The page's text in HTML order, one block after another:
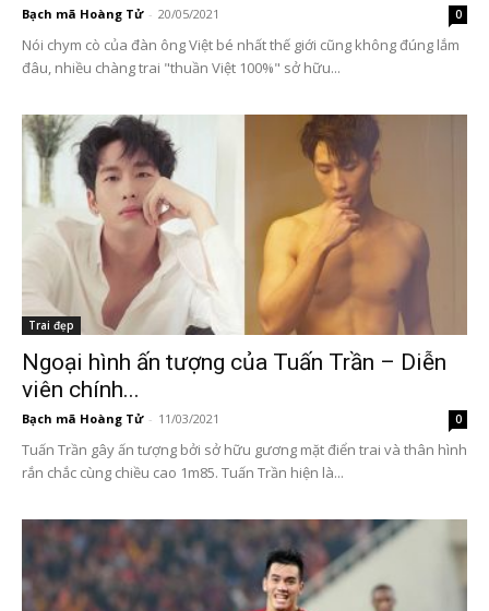
Bạch mã Hoàng Tử - 20/05/2021 0
Nói chym cò của đàn ông Việt bé nhất thế giới cũng không đúng lắm
đâu, nhiều chàng trai "thuần Việt 100%" sở hữu...
Trai đẹp
Ngoại hình ấn tượng của Tuấn Trần – Diễn
viên chính...
Bạch mã Hoàng Tử - 11/03/2021 0
Tuấn Trần gây ấn tượng bởi sở hữu gương mặt điển trai và thân hình
rắn chắc cùng chiều cao 1m85. Tuấn Trần hiện là...